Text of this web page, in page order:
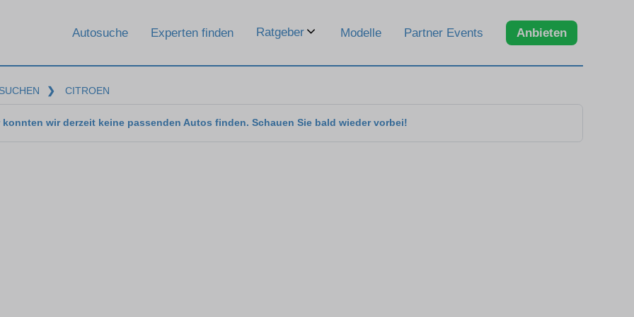
Autosuche Experten finden Ratgeber Modelle Partner Events Anbieten
❯ CITROEN
konnten wir derzeit keine passenden Autos finden. Schauen Sie bald wieder vorbei!